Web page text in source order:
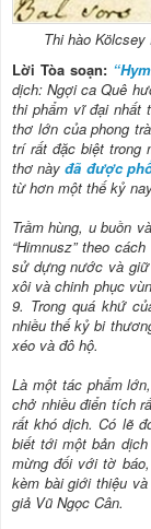
Thi hào Kölcsey
Lời Tòa soạn:
dịch: Ngợi ca Quê
thi phẩm vĩ đại nhất
thơ lớn của phong
trí rất đặc biệt trong
thơ nàyđã được
từ hơn một thế kỷ
Trầm hùng, u buồn
“Himnusz” theo
sử dựng nước và
xôi và chinh phục
9. Trong quá khứ
nhiều thế kỷ bi
xéo và đô hộ.
Là một tác phẩm
chở nhiều điển tích
rất khó dịch. Có lẽ
biết tới một bản dịch
mừng đối với tờ
kèm bài giới thiệu
giả Vũ Ngọc Cân.